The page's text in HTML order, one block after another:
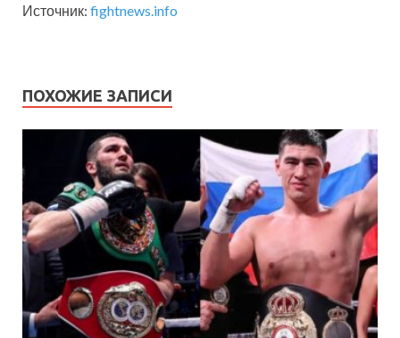
Источник: fightnews.info
ПОХОЖИЕ ЗАПИСИ